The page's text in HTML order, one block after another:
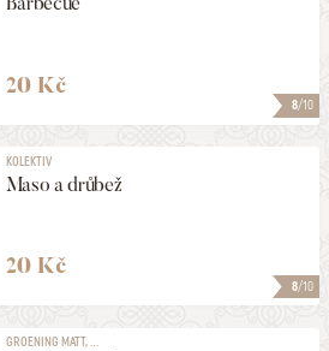
8/10
20 Kč
8/10
KOLEKTIV
Maso a drůbež
20 Kč
GROENING MATT, ...